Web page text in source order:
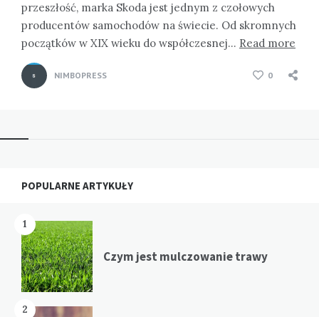
przeszłość, marka Skoda jest jednym z czołowych
producentów samochodów na świecie. Od skromnych
początków w XIX wieku do współczesnej… Read more
NIMBOPRESS 0
Widgets
POPULARNE ARTYKUŁY
1
Czym jest mulczowanie trawy
2